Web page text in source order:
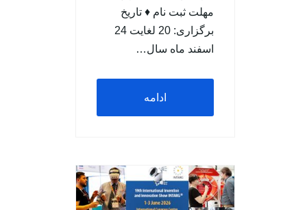
مهلت ثبت نام ♦ تاریخ
برگزاری: 20 لغایت 24
اسفند ماه سال…
ادامه